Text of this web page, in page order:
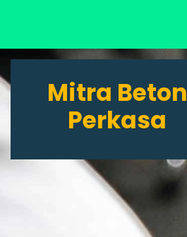
Lewati
ke
konten
Mitra Beton
Perkasa